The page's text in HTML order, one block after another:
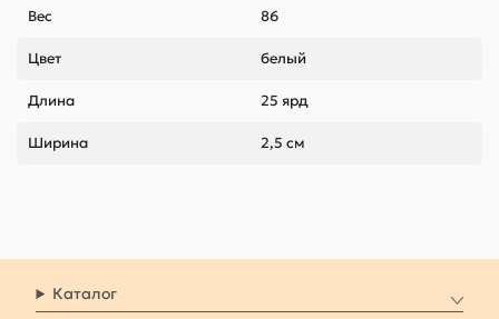
Вес 86
Цвет белый
Длина 25 ярд
Ширина 2,5 см
Каталог